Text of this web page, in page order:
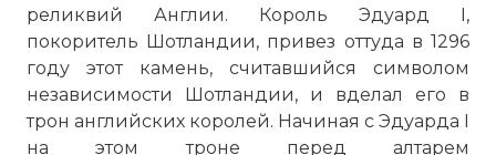
реликвий Англии. Король Эдуард I,
покоритель Шотландии, привез оттуда в 1296
году этот камень, считавшийся символом
независимости Шотландии, и вделал его в
трон английских королей. Начиная с Эдуарда I
на этом троне перед алтарем